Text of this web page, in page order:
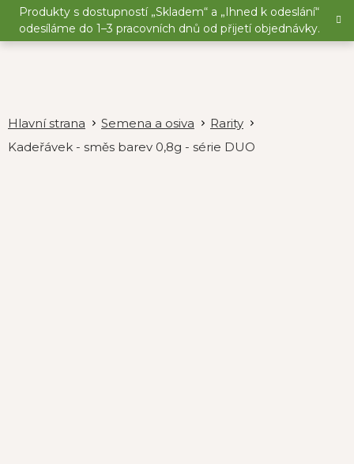
Přejít
obsah
Produkty s dostupností „Skladem“ a „Ihned k odeslání“
odesíláme do 1–3 pracovních dnů od přijetí objednávky.
Semena a osiva
Rarity
Kadeřávek - směs barev 0,8g - série DUO